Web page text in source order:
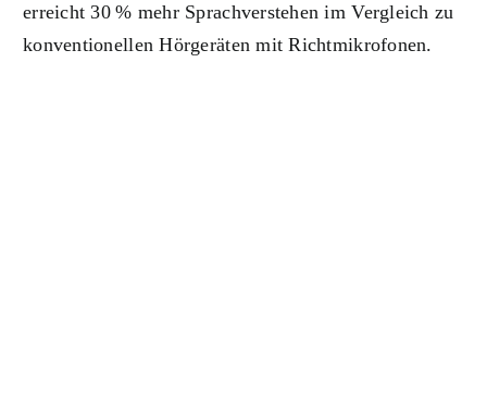
erreicht 30 % mehr Sprachverstehen im Vergleich zu
konventionellen Hörgeräten mit Richtmikrofonen.